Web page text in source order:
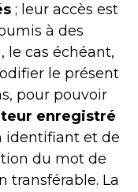
; leur accès est
à des
le cas échéant,
le présent
pour pouvoir
enregistré
identifiant et de
du mot de
transférable. La